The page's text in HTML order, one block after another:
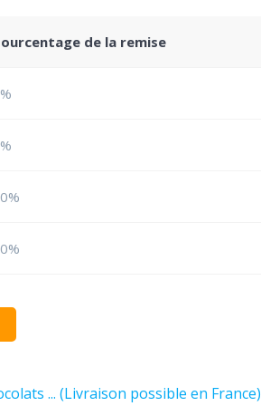
de la remise
... (Livraison possible en France)